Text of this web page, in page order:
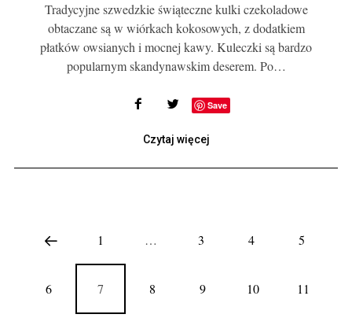
Tradycyjne szwedzkie świąteczne kulki czekoladowe
obtaczane są w wiórkach kokosowych, z dodatkiem
płatków owsianych i mocnej kawy. Kuleczki są bardzo
popularnym skandynawskim deserem. Po…
Save
Czytaj więcej
1 … 3 4 5
6 7 8 9 10 11